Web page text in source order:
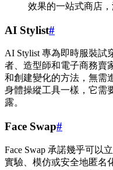
效果的一站式商店
AI Stylist#
AI Stylist 專為即時服裝試
者、造型師和電子商務賣
和創建變化的方法，無需
身體操縱工具一樣，它需
露。
Face Swap#
Face Swap 承諾幾乎可以
實驗、模仿或安全地匿